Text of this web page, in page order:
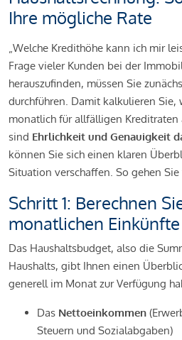
Ihre mögliche Rate
„Welche Kredithöhe kann ich mir
Frage vieler Kunden bei der
herauszufinden, müssen Sie
durchführen. Damit kalkulieren Sie,
monatlich für allfälligen
sind Ehrlichkeit und Genauigkeit
können Sie sich einen klaren
Situation verschaffen. So gehen Sie
Schritt 1: Berechnen
monatlichen Einkünfte
Das Haushaltsbudget, also die
Haushalts, gibt Ihnen einen
generell im Monat zur Verfügung
Das Nettoeinkommen
Steuern und Sozialabgaben)